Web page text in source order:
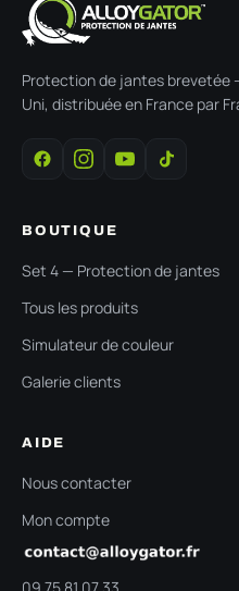
Protection de jantes brevetée
Uni, distribuée en France par
BOUTIQUE
Set 4 — Protection de jantes
Tous les produits
Simulateur de couleur
Galerie clients
AIDE
Nous contacter
Mon compte